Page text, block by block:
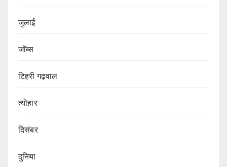
जुलाई
जॉब्स
टिहरी गढ़वाल
त्योहार
दिसंबर
दुनिया